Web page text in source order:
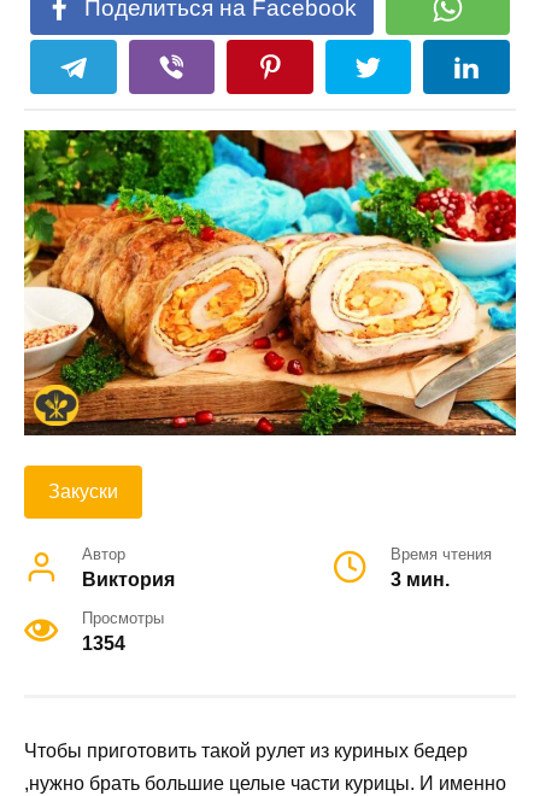
Поделиться на Facebook
Закуски
Автор
Виктория
Время чтения
3 мин.
Просмотры
1354
Чтобы приготовить такой рулет из куриных бедер
,нужно брать большие целые части курицы. И именно